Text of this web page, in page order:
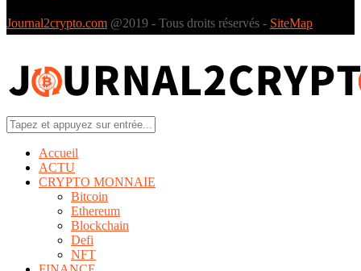
Journal2crypto.com @2019 - Tous droits réservés - SiteMap
Accueil
ACTU
CRYPTO MONNAIE
Bitcoin
Ethereum
Blockchain
Defi
NFT